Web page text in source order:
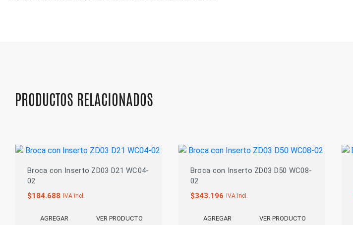
PRODUCTOS RELACIONADOS
Broca con Inserto ZD03 D21 WC04-
02
$184.688 IVA incl.
AGREGAR VER PRODUCTO
Broca con Inserto ZD03 D50 WC08-
02
$343.196 IVA incl.
AGREGAR VER PRODUCTO